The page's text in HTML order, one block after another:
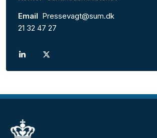
Email Pressevagt@sum.dk
21 32 47 27